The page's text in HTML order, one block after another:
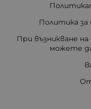
Политика за
При възникване на
можете